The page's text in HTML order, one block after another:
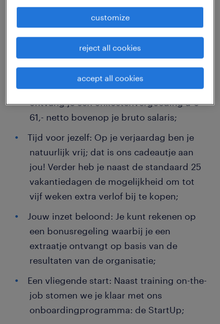
Budget van 12,347% (€ 351,- tot € 407,-
bruto). Jij bent de baas over dit budget:
laat het direct uitbetalen voor wat extra
cash of ruil het in voor extra
vakantiedagen. Hoe fijn is dat?
Onkosten? Fixen we!: Maandelijks
ontvang je een onkostenvergoeding à €
61,- netto bovenop je bruto salaris;
Tijd voor jezelf: Op je verjaardag ben je
natuurlijk vrij; dat is ons cadeautje aan
jou! Verder heb je naast de standaard 25
vakantiedagen de mogelijkheid om tot
vijf weken extra verlof bij te kopen;
Jouw inzet beloond: Je kunt rekenen op
een bonusregeling waarbij je een
extraatje ontvangt op basis van de
resultaten van de organisatie;
Een vliegende start: Naast training on-the-
job stomen we je klaar met ons
onboardingprogramma: de StartUp;
customize
reject all cookies
accept all cookies